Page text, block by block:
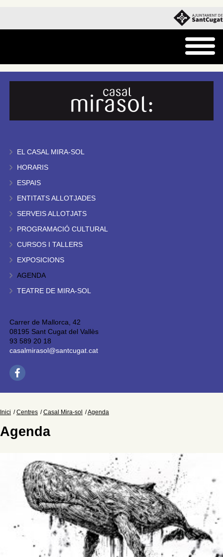
EL CASAL MIRA-SOL
HORARIS
ESPAIS
ENTITATS ALLOTJADES
SERVEIS ALLOTJATS
PROGRAMACIÓ CULTURAL
CURSOS I TALLERS
EXPOSICIONS
AGENDA
TEATRE DE MIRA-SOL
Carrer de Mallorca, 42
08195 Sant Cugat del Vallès
93 589 20 18
casalmirasol@santcugat.cat
Inici Centres Casal Mira-sol Agenda
Agenda